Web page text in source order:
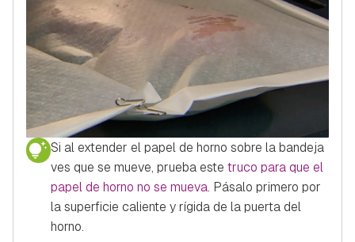
Si al extender el papel de horno sobre la bandeja
ves que se mueve, prueba este truco para que el
papel de horno no se mueva. Pásalo primero por
la superficie caliente y rígida de la puerta del
horno.